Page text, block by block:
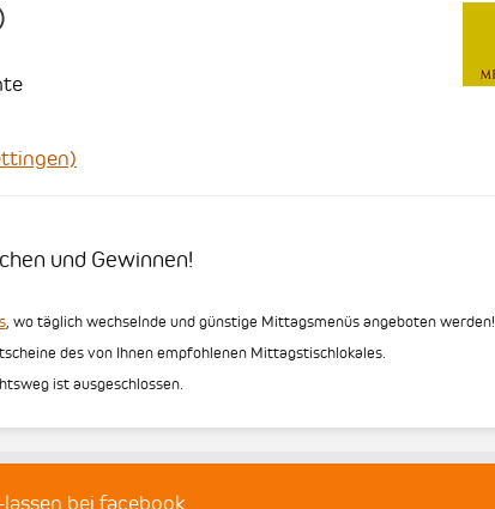
und Gewinnen!
, wo täglich wechselnde und günstige Mittagsmenüs angeboten werden!
des von Ihnen empfohlenen Mittagstischlokales.
ist ausgeschlossen.
bei facebook